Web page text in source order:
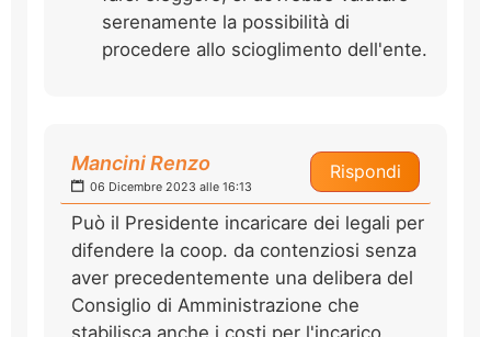
serenamente la possibilità di
procedere allo scioglimento dell'ente.
Rispondi
Mancini Renzo
06 Dicembre 2023 alle 16:13
Può il Presidente incaricare dei legali per
difendere la coop. da contenziosi senza
aver precedentemente una delibera del
Consiglio di Amministrazione che
stabilisca anche i costi per l'incarico